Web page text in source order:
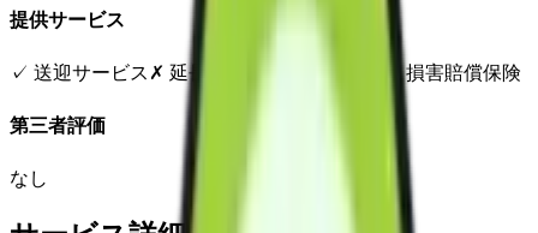
提供サービス
✓ 送迎サービス ✗ 延長サービス ✓ 損害賠償保険
第三者評価
なし